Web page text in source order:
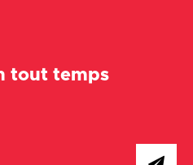
tout temps